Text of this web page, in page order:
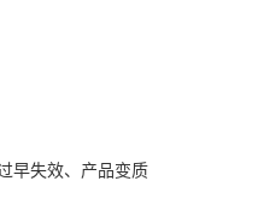
早失效、产品变质